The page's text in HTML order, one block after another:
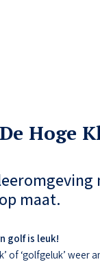
Hoge
maat.
golf is leuk!
of ‘golfgeluk’ weer